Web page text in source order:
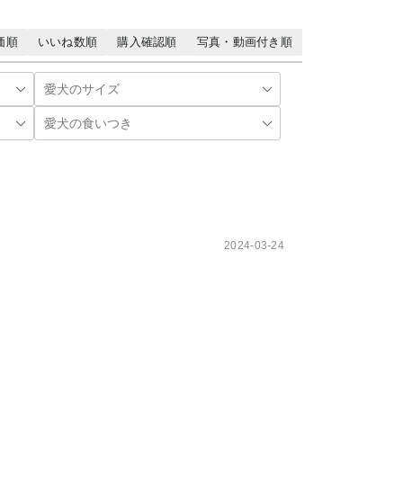
順 いいね数順 購入確認順 写真・動画付き順
2024-03-24